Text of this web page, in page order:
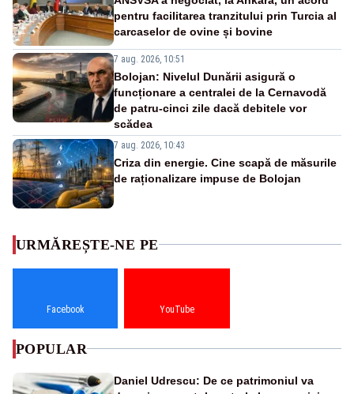
pentru facilitarea tranzitului prin Turcia al
carcaselor de ovine și bovine
7 aug. 2026, 10:51
Bolojan: Nivelul Dunării asigură o
funcționare a centralei de la Cernavodă
de patru-cinci zile dacă debitele vor
scădea
7 aug. 2026, 10:43
Criza din energie. Cine scapă de măsurile
de raționalizare impuse de Bolojan
URMĂREȘTE-NE PE
Facebook YouTube
POPULAR
Daniel Udrescu: De ce patrimoniul va